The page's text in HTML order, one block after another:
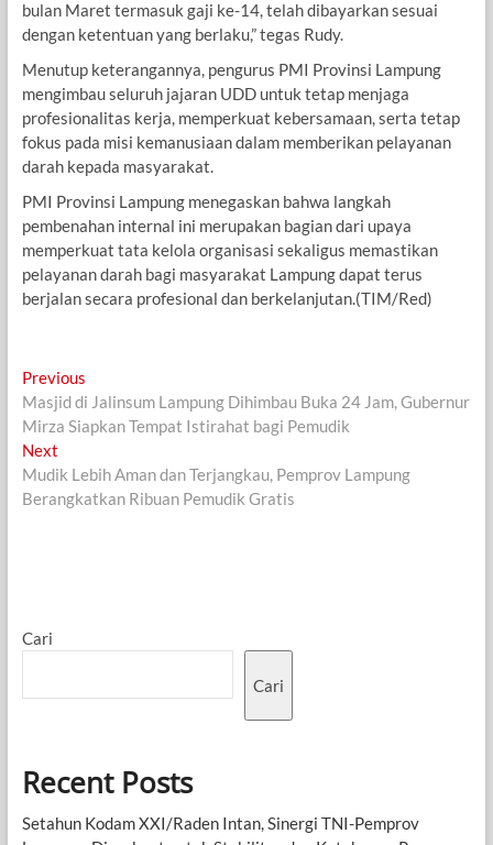
bulan Maret termasuk gaji ke-14, telah dibayarkan sesuai
dengan ketentuan yang berlaku,” tegas Rudy.
Menutup keterangannya, pengurus PMI Provinsi Lampung
mengimbau seluruh jajaran UDD untuk tetap menjaga
profesionalitas kerja, memperkuat kebersamaan, serta tetap
fokus pada misi kemanusiaan dalam memberikan pelayanan
darah kepada masyarakat.
PMI Provinsi Lampung menegaskan bahwa langkah
pembenahan internal ini merupakan bagian dari upaya
memperkuat tata kelola organisasi sekaligus memastikan
pelayanan darah bagi masyarakat Lampung dapat terus
berjalan secara profesional dan berkelanjutan.(TIM/Red)
Navigasi
pos
PreviousPrevious
post:
Masjid di Jalinsum Lampung Dihimbau Buka 24 Jam, Gubernur
Mirza Siapkan Tempat Istirahat bagi Pemudik
NextNext
post:
Mudik Lebih Aman dan Terjangkau, Pemprov Lampung
Berangkatkan Ribuan Pemudik Gratis
Cari
Cari
Recent Posts
Setahun Kodam XXI/Raden Intan, Sinergi TNI-Pemprov